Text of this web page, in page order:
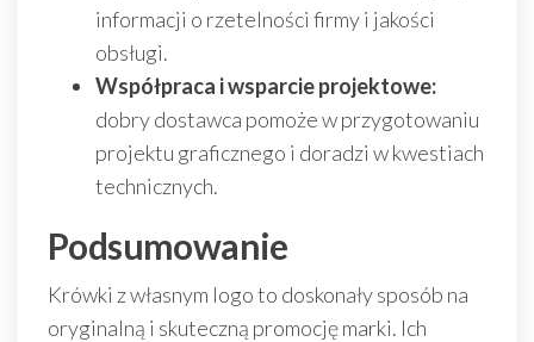
informacji o rzetelności firmy i jakości
obsługi.
Współpraca i wsparcie projektowe:
dobry dostawca pomoże w przygotowaniu
projektu graficznego i doradzi w kwestiach
technicznych.
Podsumowanie
Krówki z własnym logo to doskonały sposób na
oryginalną i skuteczną promocję marki. Ich